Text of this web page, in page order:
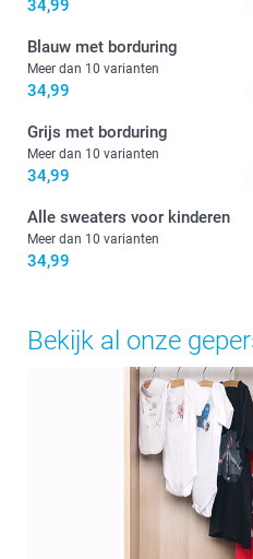
34,99
Blauw met borduring
Meer dan 10 varianten
34,99
Grijs met borduring
Meer dan 10 varianten
34,99
Alle sweaters voor kinderen
Meer dan 10 varianten
34,99
Bekijk al onze